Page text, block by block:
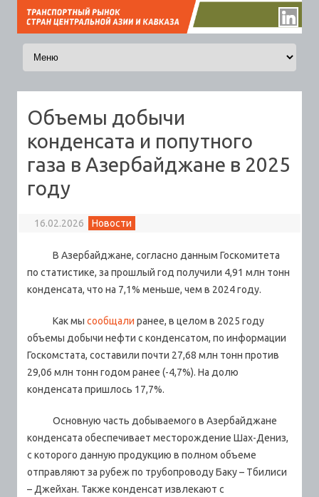
Перейти к содержимому
Объемы добычи
конденсата и попутного
газа в Азербайджане в 2025
году
16.02.2026 Новости
В Азербайджане, согласно данным Госкомитета
по статистике, за прошлый год получили 4,91 млн тонн
конденсата, что на 7,1% меньше, чем в 2024 году.
Как мы сообщали ранее, в целом в 2025 году
объемы добычи нефти с конденсатом, по информации
Госкомстата, составили почти 27,68 млн тонн против
29,06 млн тонн годом ранее (-4,7%). На долю
конденсата пришлось 17,7%.
Основную часть добываемого в Азербайджане
конденсата обеспечивает месторождение Шах-Дениз,
с которого данную продукцию в полном объеме
отправляют за рубеж по трубопроводу Баку – Тбилиси
– Джейхан. Также конденсат извлекают с